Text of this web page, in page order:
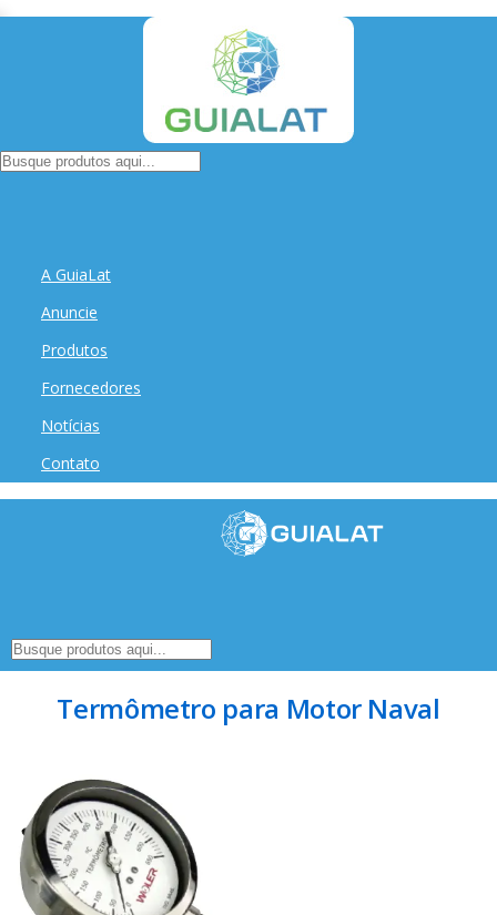
A GuiaLat
Anuncie
Produtos
Fornecedores
Notícias
Contato
Termômetro para Motor Naval